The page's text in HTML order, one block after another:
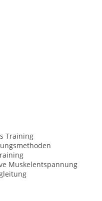
Training
Muskelentspannung